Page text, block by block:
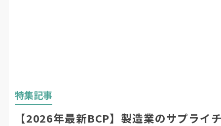
特集記事
【2026年最新BCP】製造業のサプラ